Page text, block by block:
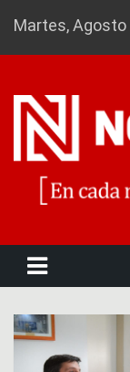
Martes, Agosto